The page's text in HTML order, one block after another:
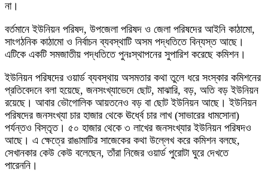
না।
বর্তমানে ইউনিয়ন পরিষদ, উপজেলা পরিষদ ও জেলা পরিষদের আইনি কাঠামো,
সাংগঠনিক কাঠামো ও নির্বাচন ব্যবস্থাটি অসম পদ্ধতিতে বিন্যস্ত আছে।
এটিকে একটি সমজাতীয় পদ্ধতিতে পুনঃস্থাপনের সুপারিশ করেছে কমিশন।
ইউনিয়ন পরিষদের ওয়ার্ড ব্যবস্থায় অসমতার কথা তুলে ধরে সংস্কার কমিশনের
প্রতিবেদনে বলা হয়েছে, জনসংখ্যাভেদে ছোট, মাঝারি, বড়, অতি বড় ইউনিয়ন
রয়েছে। আবার ভৌগোলিক আয়তনেও বড় বা ছোট ইউনিয়ন আছে। ইউনিয়ন
পরিষদের জনসংখ্যা চার হাজার থেকে ঊর্ধ্বে চার লাখ (সাভারের ধামসোনা)
পর্যন্তও বিস্তৃত। ৫০ হাজার থেকে ৩ লাখের জনসংখ্যার ইউনিয়ন পরিষদও
আছে। এ ক্ষেত্রে রাঙামাটির সাজেকের কথা উল্লেখ করে কমিশন বলছে,
সেখানকার কেউ কেউ বলেছেন, তাঁরা নিজের ওয়ার্ড পুরোটা ঘুরে দেখতে
পারেননি।